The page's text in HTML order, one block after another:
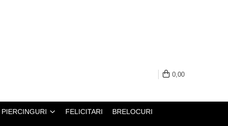
0,00
PIERCINGURI FELICITARI BRELOCURI